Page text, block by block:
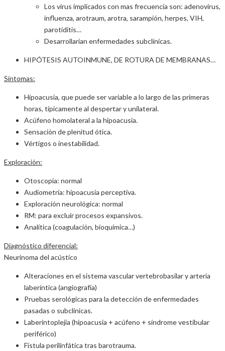
Los virus implicados con mas frecuencia son: adenovirus,
influenza, arotraum, arotra, sarampión, herpes, VIH,
parotiditis…
Desarrollarían enfermedades subclínicas.
HIPÓTESIS AUTOINMUNE, DE ROTURA DE MEMBRANAS…
Síntomas:
Hipoacusia, que puede ser variable a lo largo de las primeras
horas, típicamente al despertar y unilateral.
Acúfeno homolateral a la hipoacusia.
Sensación de plenitud ótica.
Vértigos o inestabilidad.
Exploración:
Otoscopia: normal
Audiometría: hipoacusia perceptiva.
Exploración neurológica: normal
RM: para excluir procesos expansivos.
Analítica (coagulación, bioquímica…)
Diagnóstico diferencial:
Neurinoma del acústico
Alteraciones en el sistema vascular vertebrobasilar y arteria
laberíntica (angiografía)
Pruebas serológicas para la detección de enfermedades
pasadas o subclínicas.
Laberintoplejía (hipoacusia + acúfeno + síndrome vestibular
periférico)
Fístula perilinfática tras barotrauma.